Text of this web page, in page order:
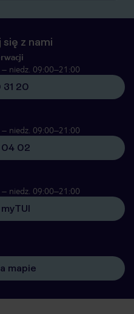
z nami
niedz. 09:00–21:00
31 20
niedz. 09:00–21:00
04 02
niedz. 09:00–21:00
mapie